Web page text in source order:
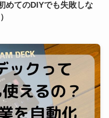
めてのDIYでも失敗しな